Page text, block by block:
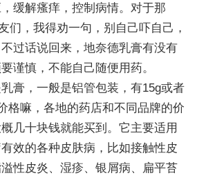
缓解瘙痒，控制病情。对于那
们，我得劝一句，别自己吓自己，
过话说回来，地奈德乳膏有没有
谨慎，不能自己随便用药。
膏，一般是铝管包装，有15g或者
格嘛，各地的药店和不同品牌的价
几十块钱就能买到。它主要适用
效的各种皮肤病，比如接触性皮
性皮炎、湿疹、银屑病、扁平苔